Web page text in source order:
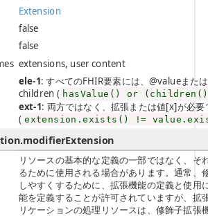
Extension
false
false
extensions, user content
ele-1: すべてのFHIR要素には、@valueま
children ( hasValue() or
ext-1: 両方ではなく、拡張または値[x]が
( extension.exists() !=
リソースの基本的な定義の一部ではなく、
るために使用される場合があります。通常
しやすくするために、拡張機能の定義と使
能を定義することが許可されていますが、
リケーションの処理リソースは、修飾子拡